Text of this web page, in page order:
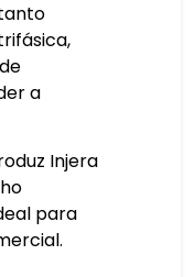
a
Injera
para